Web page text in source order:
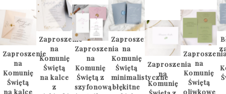
Zaproszenie
na
Komunię
Świętą
na kalce
Zaproszenie
na
Komunię
Świętą
na kalce
z
Zaproszenia
na
Komunię
Świętą z
szyfonową
Zaproszenia
na
Komunię
Świętą
minimalistyczne
błękitne
Zaproszenia
na
Komunię
na
Komunię
Świętą
oliwkowe